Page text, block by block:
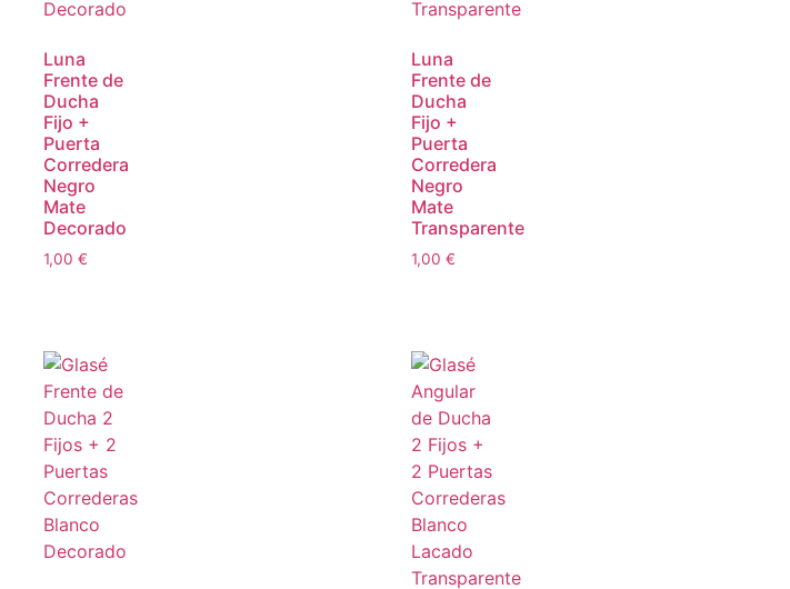
Luna
Frente de
Ducha
Fijo +
Puerta
Corredera
Negro
Mate
Decorado
1,00 €
Luna
Frente de
Ducha
Fijo +
Puerta
Corredera
Negro
Mate
Transparente
1,00 €